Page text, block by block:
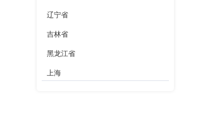
辽宁省
吉林省
黑龙江省
上海